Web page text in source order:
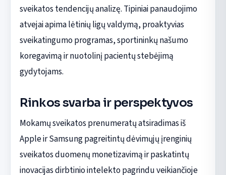
sveikatos tendencijų analizę. Tipiniai panaudojimo
atvejai apima lėtinių ligų valdymą, proaktyvias
sveikatingumo programas, sportininkų našumo
koregavimą ir nuotolinį pacientų stebėjimą
gydytojams.
Rinkos svarba ir perspektyvos
Mokamų sveikatos prenumeratų atsiradimas iš
Apple ir Samsung pagreitintų dėvimųjų įrenginių
sveikatos duomenų monetizavimą ir paskatintų
inovacijas dirbtinio intelekto pagrindu veikiančioje